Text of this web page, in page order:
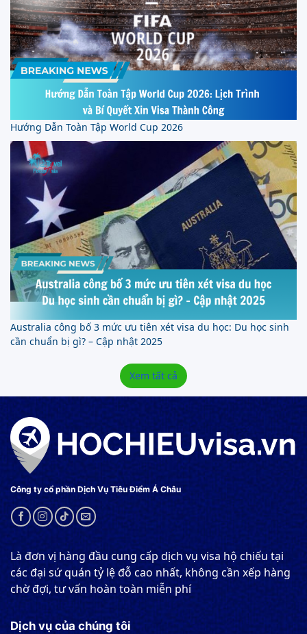
Hướng Dẫn Toàn Tập World Cup 2026
Australia công bố 3 mức ưu tiên xét visa du học: Du học sinh
cần chuẩn bị gì? – Cập nhật 2025
Xem tất cả
Công ty cổ phần Dịch Vụ Tiêu Điểm Á Châu
Là đơn vị hàng đầu cung cấp dịch vụ visa hộ chiếu tại
các đại sứ quán tỷ lệ đỗ cao nhất, không cần xếp hàng
chờ đợi, tư vấn hoàn toàn miễn phí
Dịch vụ của chúng tôi